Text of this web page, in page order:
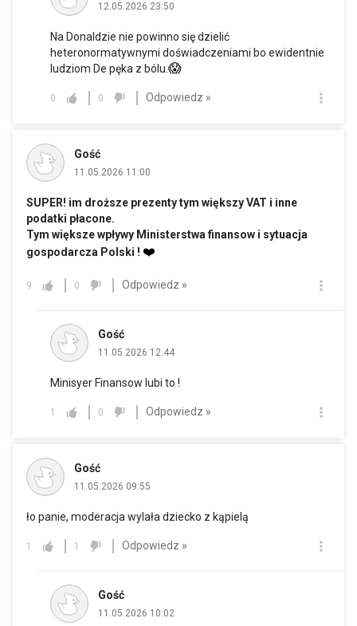
12.05.2026 23:50
Na Donaldzie nie powinno się dzielić
heteronormatywnymi doświadczeniami bo ewidentnie
ludziom De pęka z bólu. 😱
0 0 Odpowiedz »
Gość
11.05.2026 11:00
SUPER! im droższe prezenty tym większy VAT i inne
podatki płacone.
Tym większe wpływy Ministerstwa finansow i sytuacja
gospodarcza Polski ! ❤️
9 0 Odpowiedz »
Gość
11.05.2026 12:44
Minisyer Finansow lubi to !
1 0 Odpowiedz »
Gość
11.05.2026 09:55
ło panie, moderacja wylała dziecko z kąpielą
1 1 Odpowiedz »
Gość
11.05.2026 10:02